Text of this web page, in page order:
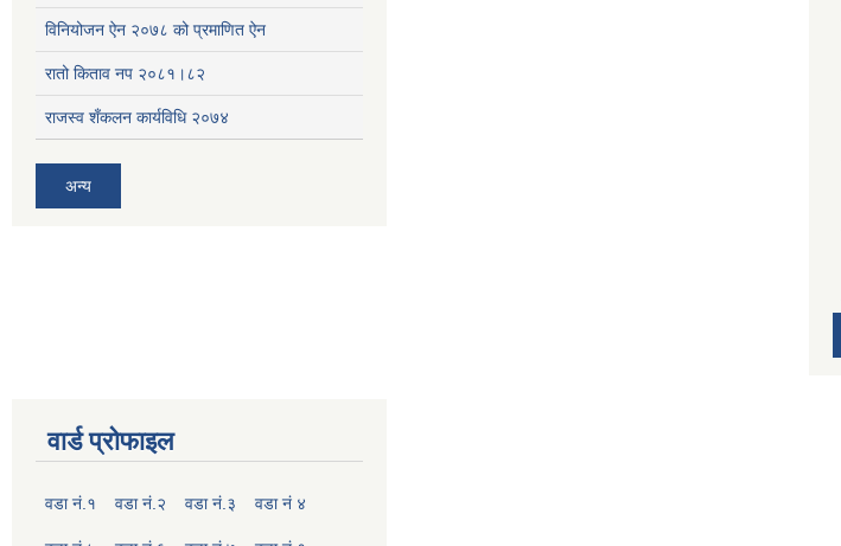
विनियोजन ऐन २०७८ को प्रमाणित ऐन
रातो किताव नप २०८१।८२
राजस्व शँकलन कार्यविधि २०७४
अन्य
वार्ड प्रोफाइल
वडा नं.१ वडा नं.२ वडा नं.३ वडा नं ४